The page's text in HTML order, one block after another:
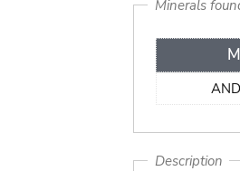
Minerals
Description